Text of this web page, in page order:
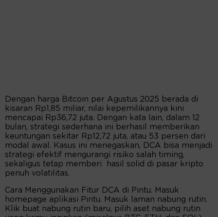
Dengan harga Bitcoin per Agustus 2025 berada di
kisaran Rp1,85 miliar, nilai kepemilikannya kini
mencapai Rp36,72 juta. Dengan kata lain, dalam 12
bulan, strategi sederhana ini berhasil memberikan
keuntungan sekitar Rp12,72 juta, atau 53 persen dari
modal awal. Kasus ini menegaskan, DCA bisa menjadi
strategi efektif mengurangi risiko salah timing,
sekaligus tetap memberi hasil solid di pasar kripto
penuh volatilitas.
Cara Menggunakan Fitur DCA di Pintu. Masuk
homepage aplikasi Pintu. Masuk laman nabung rutin.
Klik buat nabung rutin baru, pilih aset nabung rutin